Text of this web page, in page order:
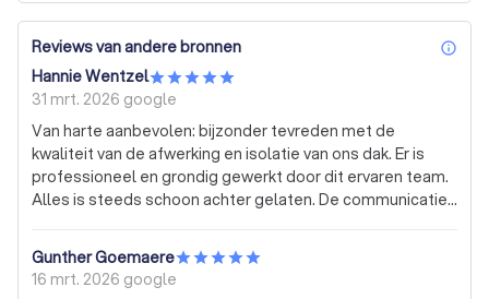
Reviews van andere bronnen
Hannie Wentzel
31 mrt. 2026 google
Van harte aanbevolen: bijzonder tevreden met de
kwaliteit van de afwerking en isolatie van ons dak. Er is
professioneel en grondig gewerkt door dit ervaren team.
Alles is steeds schoon achter gelaten. De communicatie
Gunther Goemaere
16 mrt. 2026 google